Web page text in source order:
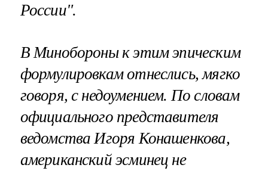
России".
В Минобороны к этим эпическим
формулировкам отнеслись, мягко
говоря, с недоумением. По словам
официального представителя
ведомства Игоря Конашенкова,
американский эсминец не